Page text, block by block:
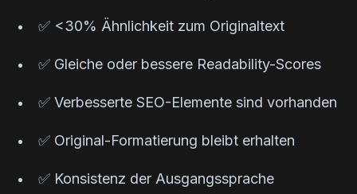
✅ <30% Ähnlichkeit zum Originaltext
✅ Gleiche oder bessere Readability-Scores
✅ Verbesserte SEO-Elemente sind vorhanden
✅ Original-Formatierung bleibt erhalten
✅ Konsistenz der Ausgangssprache